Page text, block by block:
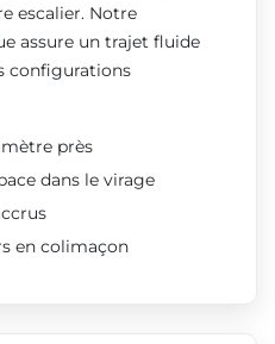
escalier. Notre
assure un trajet fluide
configurations
près
dans le virage
en colimaçon